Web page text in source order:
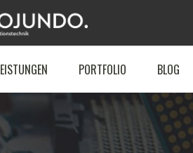
PORTFOLIO BLOG